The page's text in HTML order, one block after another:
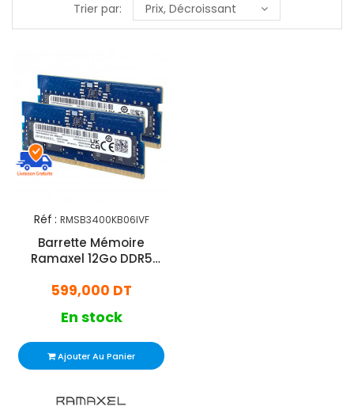
Trier par:
Prix, Décroissant
Réf : RMSB3400KB06IVF
Barrette Mémoire
Ramaxel 12Go DDR5
599,000 DT
En stock
Ajouter Au Panier